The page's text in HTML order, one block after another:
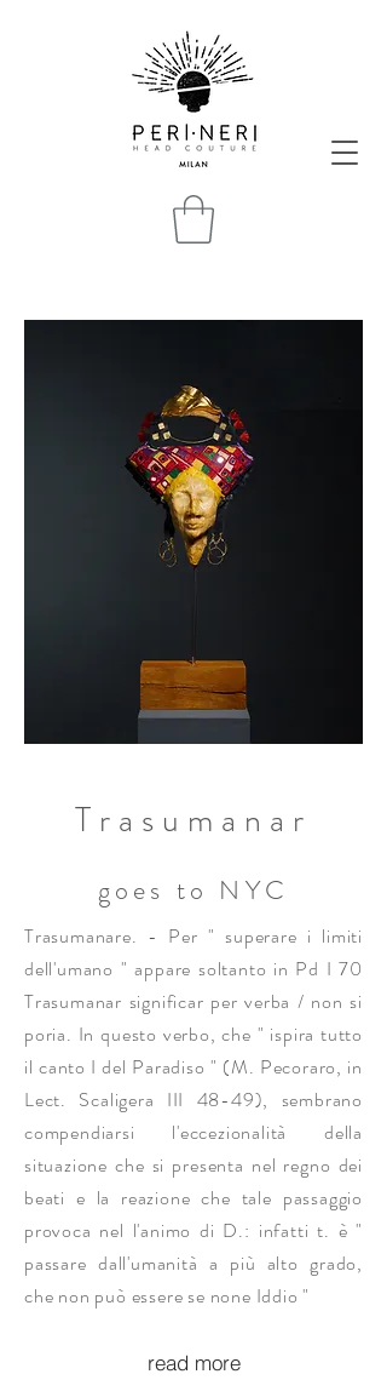
Trasumanar
goes to NYC
Trasumanare. - Per " superare i limiti
dell'umano " appare soltanto in Pd I 70
Trasumanar significar per verba / non si
poria. In questo verbo, che " ispira tutto
il canto I del Paradiso " (M. Pecoraro, in
Lect. Scaligera III 48-49), sembrano
compendiarsi l'eccezionalità della
situazione che si presenta nel regno dei
beati e la reazione che tale passaggio
provoca nel l'animo di D.: infatti t. è "
passare dall'umanità a più alto grado,
che non può essere se none Iddio "
read more